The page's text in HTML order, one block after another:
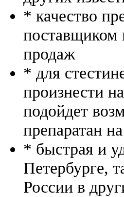
* качество
поставщиком
продаж
* для
произнести
подойдет
препаратан
* быстрая и
Петербурге,
России в